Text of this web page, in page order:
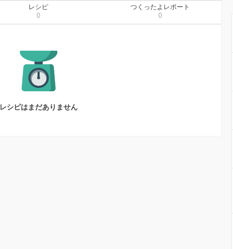
レシピ
0
つくったよレポート
0
レシピはまだありません